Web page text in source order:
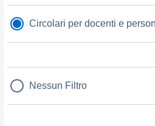
Circolari per docenti e
Nessun Filtro